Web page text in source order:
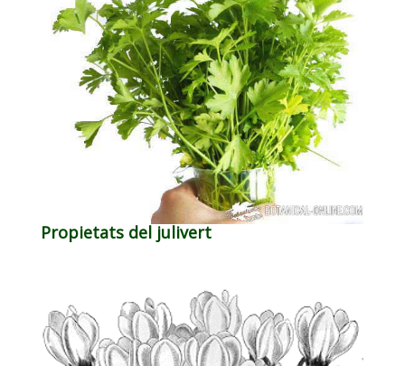
Propietats del julivert